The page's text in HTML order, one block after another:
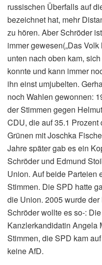
russischen Überfalls auf
bezeichnet hat, mehr
zu hören. Aber Schröder
immer gewesen(„Das
unten nach oben kam,
konnte und kann immer
ihn einst umjubelten.
noch Wahlen gewonnen:
der Stimmen gegen
CDU, die auf 35.1 Prozent
Grünen mit Joschka
Jahre später gab es ein
Schröder und Edmund
Union. Auf beide Parteien
Stimmen. Die SPD hatte
die Union. 2005 wurde
Schröder wollte es so-:
Kanzlerkandidatin Angela
Stimmen, die SPD kam
keine AfD.